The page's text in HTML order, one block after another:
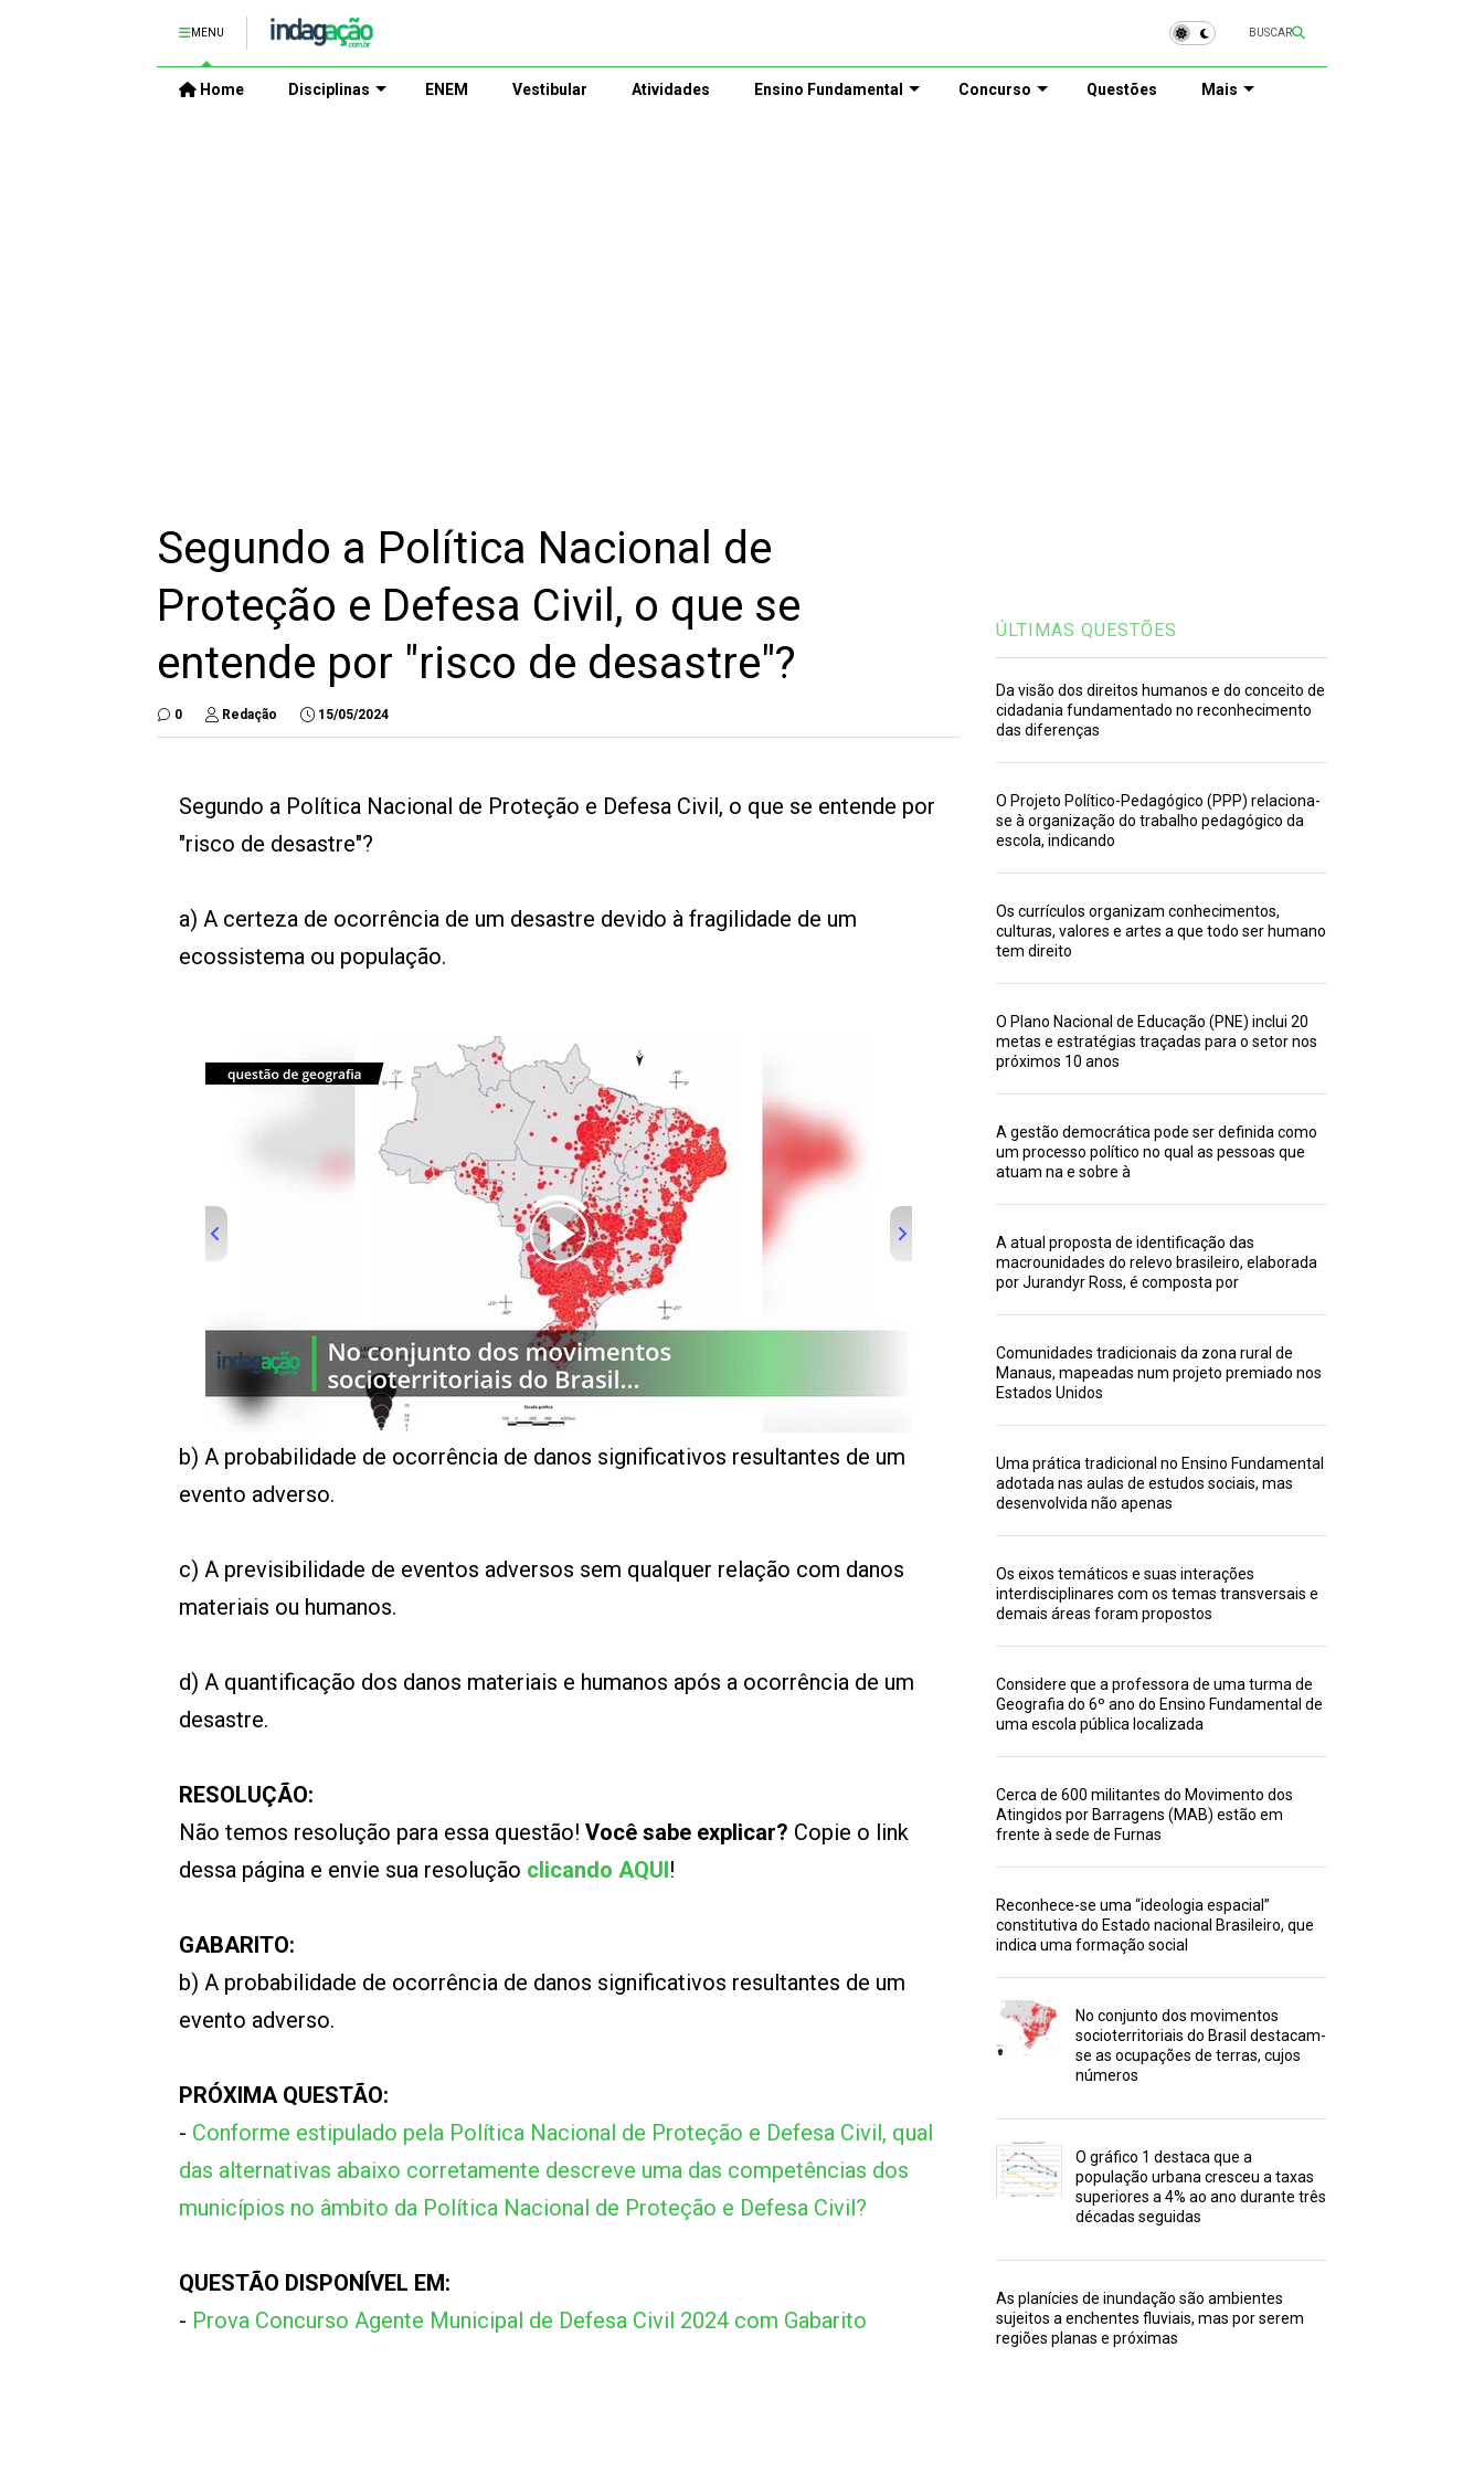
MENU BUSCAR
Home Disciplinas ENEM Vestibular Atividades Ensino Fundamental Concurso Questões Mais
Segundo a Política Nacional de
Proteção e Defesa Civil, o que se
entende por "risco de desastre"?
0 Redação 15/05/2024
Segundo a Política Nacional de Proteção e Defesa Civil, o que se entende por
"risco de desastre"?
a) A certeza de ocorrência de um desastre devido à fragilidade de um
ecossistema ou população.
indagacao
b) A probabilidade de ocorrência de danos significativos resultantes de um
evento adverso.
c) A previsibilidade de eventos adversos sem qualquer relação com danos
materiais ou humanos.
d) A quantificação dos danos materiais e humanos após a ocorrência de um
desastre.
RESOLUÇÃO:
Não temos resolução para essa questão! Você sabe explicar? Copie o link
dessa página e envie sua resolução clicando AQUI!
GABARITO:
b) A probabilidade de ocorrência de danos significativos resultantes de um
evento adverso.
PRÓXIMA QUESTÃO:
- Conforme estipulado pela Política Nacional de Proteção e Defesa Civil, qual
das alternativas abaixo corretamente descreve uma das competências dos
municípios no âmbito da Política Nacional de Proteção e Defesa Civil?
QUESTÃO DISPONÍVEL EM:
- Prova Concurso Agente Municipal de Defesa Civil 2024 com Gabarito
ÚLTIMAS QUESTÕES
Da visão dos direitos humanos e do conceito de
cidadania fundamentado no reconhecimento
das diferenças
O Projeto Político-Pedagógico (PPP) relaciona-
se à organização do trabalho pedagógico da
escola, indicando
Os currículos organizam conhecimentos,
culturas, valores e artes a que todo ser humano
tem direito
O Plano Nacional de Educação (PNE) inclui 20
metas e estratégias traçadas para o setor nos
próximos 10 anos
A gestão democrática pode ser definida como
um processo político no qual as pessoas que
atuam na e sobre à
A atual proposta de identificação das
macrounidades do relevo brasileiro, elaborada
por Jurandyr Ross, é composta por
Comunidades tradicionais da zona rural de
Manaus, mapeadas num projeto premiado nos
Estados Unidos
Uma prática tradicional no Ensino Fundamental
adotada nas aulas de estudos sociais, mas
desenvolvida não apenas
Os eixos temáticos e suas interações
interdisciplinares com os temas transversais e
demais áreas foram propostos
Considere que a professora de uma turma de
Geografia do 6º ano do Ensino Fundamental de
uma escola pública localizada
Cerca de 600 militantes do Movimento dos
Atingidos por Barragens (MAB) estão em
frente à sede de Furnas
Reconhece-se uma “ideologia espacial”
constitutiva do Estado nacional Brasileiro, que
indica uma formação social
No conjunto dos movimentos
socioterritoriais do Brasil destacam-
se as ocupações de terras, cujos
números
O gráfico 1 destaca que a
população urbana cresceu a taxas
superiores a 4% ao ano durante três
décadas seguidas
As planícies de inundação são ambientes
sujeitos a enchentes fluviais, mas por serem
regiões planas e próximas